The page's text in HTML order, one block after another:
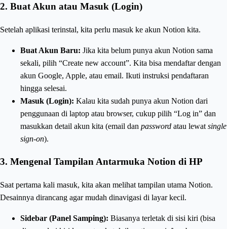
2. Buat Akun atau Masuk (Login)
Setelah aplikasi terinstal, kita perlu masuk ke akun Notion kita.
Buat Akun Baru: Jika kita belum punya akun Notion sama
sekali, pilih “Create new account”. Kita bisa mendaftar dengan
akun Google, Apple, atau email. Ikuti instruksi pendaftaran
hingga selesai.
Masuk (Login): Kalau kita sudah punya akun Notion dari
penggunaan di laptop atau browser, cukup pilih “Log in” dan
masukkan detail akun kita (email dan password atau lewat single
sign-on).
3. Mengenal Tampilan Antarmuka Notion di HP
Saat pertama kali masuk, kita akan melihat tampilan utama Notion.
Desainnya dirancang agar mudah dinavigasi di layar kecil.
Sidebar (Panel Samping): Biasanya terletak di sisi kiri (bisa